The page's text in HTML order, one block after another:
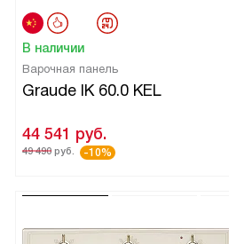
В наличии
Варочная панель
Graude IK 60.0 KEL
44 541 руб.
49 490 руб. -10%